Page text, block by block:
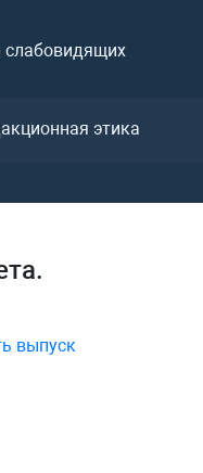
слабовидящих
этика
выпуск